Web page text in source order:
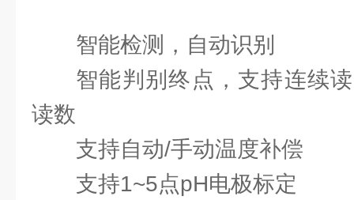
智能检测，自动识别
智能判别终点，支持连续
读数
支持自动/手动温度补偿
支持1~5点pH电极标定